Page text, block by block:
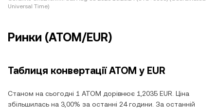
Universal Time)
Ринки (ATOM/EUR)
Таблиця конвертації ATOM у EUR
Станом на сьогодні 1 ATOM дорівнює 1,2035 EUR. Ціна
збільшилась на 3,00% за останні 24 години. За останній